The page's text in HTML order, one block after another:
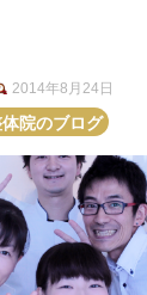
2014年8月24日
院のブログ